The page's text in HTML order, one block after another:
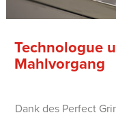
Technologue
Mahlvorgang
Dank des Perfect